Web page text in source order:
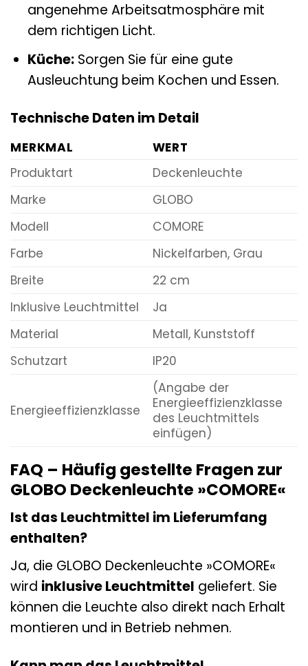
angenehme Arbeitsatmosphäre mit
dem richtigen Licht.
Küche:Sorgen Sie für eine gute
Ausleuchtung beim Kochen und Essen.
Technische Daten im Detail
MERKMAL
WERT
Produktart
Deckenleuchte
Marke
GLOBO
Modell
COMORE
Farbe
Nickelfarben, Grau
Breite
22 cm
Inklusive Leuchtmittel
Ja
Material
Metall, Kunststoff
Schutzart
IP20
Energieeffizienzklasse
(Angabe der
Energieeffizienzklasse
des Leuchtmittels
einfügen)
FAQ – Häufig gestellte Fragen zur
GLOBO Deckenleuchte »COMORE«
Ist das Leuchtmittel im Lieferumfang
enthalten?
Ja, die GLOBO Deckenleuchte »COMORE«
wird inklusive Leuchtmittel geliefert. Sie
können die Leuchte also direkt nach Erhalt
montieren und in Betrieb nehmen.